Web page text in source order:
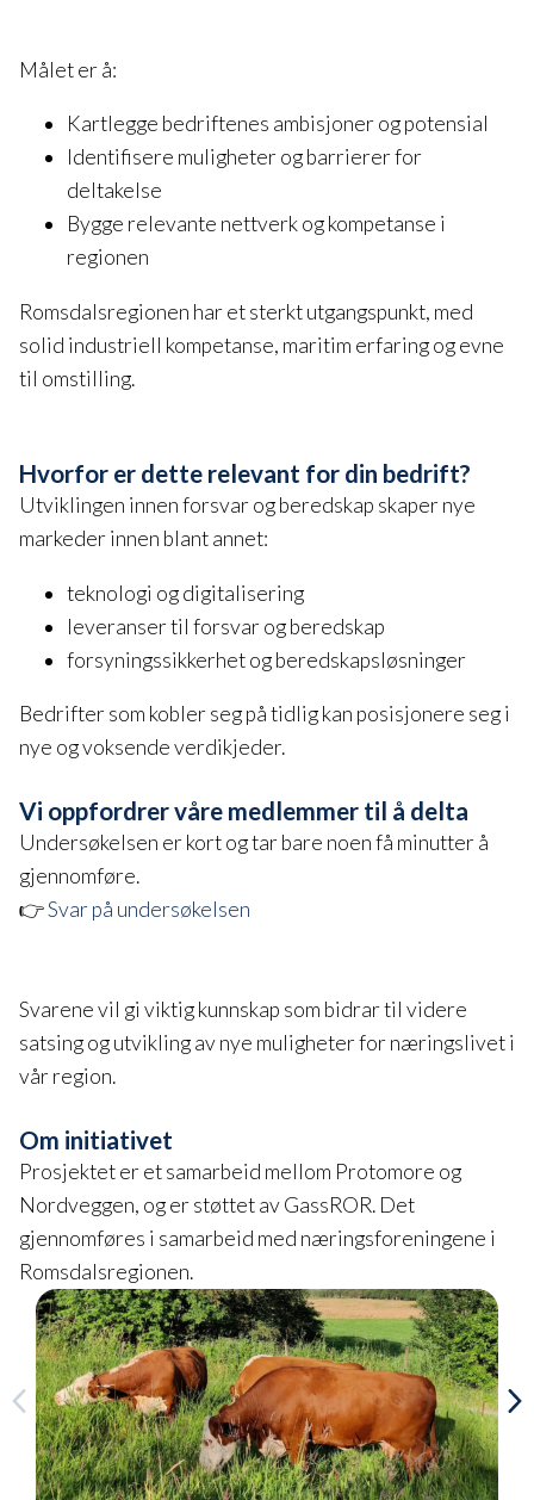
Målet er å:
Kartlegge bedriftenes ambisjoner og potensial
Identifisere muligheter og barrierer for
deltakelse
Bygge relevante nettverk og kompetanse i
regionen
Romsdalsregionen har et sterkt utgangspunkt, med
solid industriell kompetanse, maritim erfaring og evne
til omstilling.
Hvorfor er dette relevant for din bedrift?
Utviklingen innen forsvar og beredskap skaper nye
markeder innen blant annet:
teknologi og digitalisering
leveranser til forsvar og beredskap
forsyningssikkerhet og beredskapsløsninger
Bedrifter som kobler seg på tidlig kan posisjonere seg i
nye og voksende verdikjeder.
Vi oppfordrer våre medlemmer til å delta
Undersøkelsen er kort og tar bare noen få minutter å
gjennomføre.
👉Svar på undersøkelsen
Svarene vil gi viktig kunnskap som bidrar til videre
satsing og utvikling av nye muligheter for næringslivet i
vår region.
Om initiativet
Prosjektet er et samarbeid mellom Protomore og
Nordveggen, og er støttet av GassROR. Det
gjennomføres i samarbeid med næringsforeningene i
Romsdalsregionen.